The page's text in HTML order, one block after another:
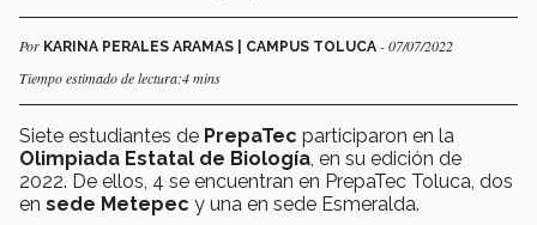
Por KARINA PERALES ARAMAS | CAMPUS TOLUCA - 07/07/2022
Tiempo estimado de lectura:4 mins
Siete estudiantes de PrepaTec participaron en la
Olimpiada Estatal de Biología , en su edición de
2022. De ellos, 4 se encuentran en PrepaTec Toluca, dos
en sede Metepec y una en sede Esmeralda.